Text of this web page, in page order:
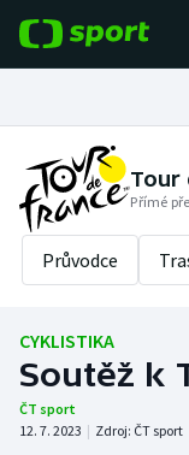
Fotbal
Hokej
Tenis
Cyklistika
DALŠÍ SPORTY
Tour
Přímé
Průvodce
CYKLISTIKA
Soutěž k
ČT sport
12. 7. 2023 | Zdroj: ČT sport